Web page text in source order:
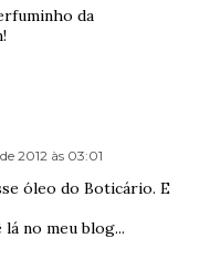
da
2012 às 03:01
óleo do Boticário. E
no meu blog...